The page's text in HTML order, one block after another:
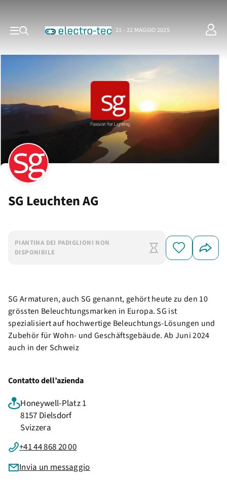
21 - 22 MAGGIO 2025
SG Leuchten AG
PIANTINA DEI PADIGLIONI NON
DISPONIBILE
SG Armaturen, auch SG genannt, gehört heute zu den 10
grössten Beleuchtungsmarken in Europa. SG ist
spezialisiert auf hochwertige Beleuchtungs-Lösungen und
Zubehör für Wohn- und Geschäftsgebäude. Ab Juni 2024
auch in der Schweiz
Contatto dell’azienda
Honeywell-Platz 1
8157 Dielsdorf
Svizzera
+41 44 868 20 00
Invia un messaggio